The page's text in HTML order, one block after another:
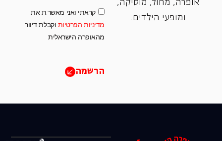
אופרה, ‏מחול, ‏מוסיקה,
ומופעי הילדים.
קראתי ואני מאשר.ת את
מדיניות הפרטיות וקבלת דיוור
מהאופרה הישראלית
הרשמה